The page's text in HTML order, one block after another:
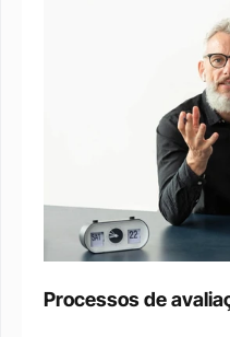
Processos de